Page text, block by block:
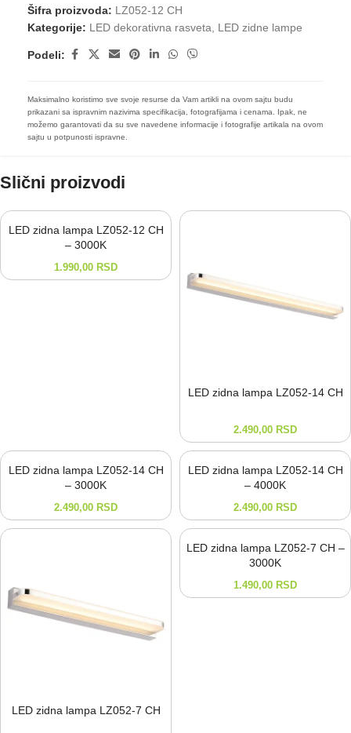
Šifra proizvoda: LZ052-12 CH
Kategorije: LED dekorativna rasveta, LED zidne lampe
Podeli:
Maksimalno koristimo sve svoje resurse da Vam artikli na ovom sajtu budu
prikazani sa ispravnim nazivima specifikacija, fotografijama i cenama. Ipak, ne
možemo garantovati da su sve navedene informacije i fotografije artikala na ovom
sajtu u potpunosti ispravne.
Slični proizvodi
LED zidna lampa LZ052-12 CH
– 3000K
1.990,00 RSD
LED zidna lampa LZ052-⁠14 CH
2.490,00 RSD
LED zidna lampa LZ052-14 CH
– 3000K
2.490,00 RSD
LED zidna lampa LZ052-14 CH
– 4000K
2.490,00 RSD
LED zidna lampa LZ052-⁠7 CH
LED zidna lampa LZ052-7 CH –
3000K
1.490,00 RSD